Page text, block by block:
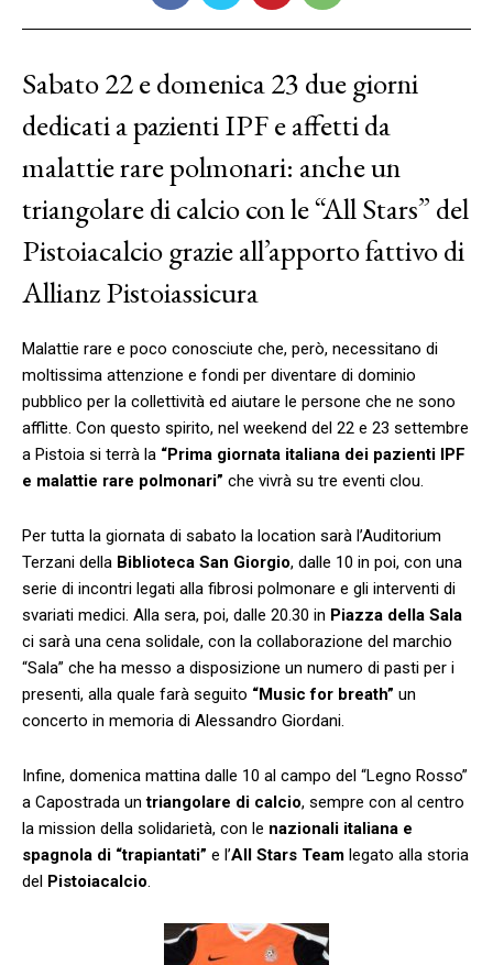
Sabato 22 e domenica 23 due giorni
dedicati a pazienti IPF e affetti da
malattie rare polmonari: anche un
triangolare di calcio con le “All Stars” del
Pistoiacalcio grazie all’apporto fattivo di
Allianz Pistoiassicura
Malattie rare e poco conosciute che, però, necessitano di
moltissima attenzione e fondi per diventare di dominio
pubblico per la collettività ed aiutare le persone che ne sono
afflitte. Con questo spirito, nel weekend del 22 e 23 settembre
a Pistoia si terrà la “Prima giornata italiana dei pazienti IPF
e malattie rare polmonari” che vivrà su tre eventi clou.
Per tutta la giornata di sabato la location sarà l’Auditorium
Terzani della Biblioteca San Giorgio, dalle 10 in poi, con una
serie di incontri legati alla fibrosi polmonare e gli interventi di
svariati medici. Alla sera, poi, dalle 20.30 in Piazza della Sala
ci sarà una cena solidale, con la collaborazione del marchio
“Sala” che ha messo a disposizione un numero di pasti per i
presenti, alla quale farà seguito “Music for breath” un
concerto in memoria di Alessandro Giordani.
Infine, domenica mattina dalle 10 al campo del “Legno Rosso”
a Capostrada untriangolare di calcio, sempre con al centro
la mission della solidarietà, con le nazionali italiana e
spagnola di “trapiantati” e l’All Stars Team legato alla storia
del Pistoiacalcio.